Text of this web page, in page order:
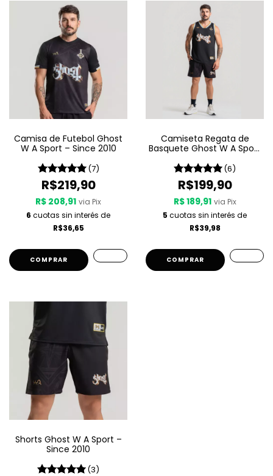
Camisa de Futebol Ghost
W A Sport – Since 2010
(7)
R$219,90
R$ 208,91 via Pix
6 cuotas sin interés de
R$36,65
COMPRAR
Camiseta Regata de
Basquete Ghost W A Sport
(6)
R$199,90
R$ 189,91 via Pix
5 cuotas sin interés de
R$39,98
COMPRAR
Shorts Ghost W A Sport –
Since 2010
(3)